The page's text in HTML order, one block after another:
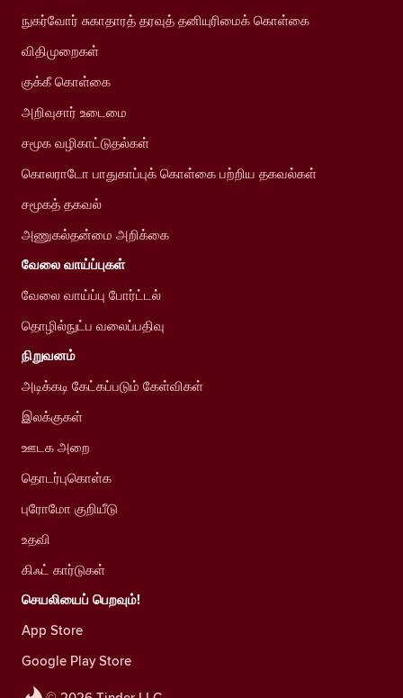
நுகர்வோர் சுகாதாரத் தரவுத் தனியுரிமைக் கொள்கை
விதிமுறைகள்
குக்கீ கொள்கை
அறிவுசார் உடைமை
சமூக வழிகாட்டுதல்கள்
கொலராடோ பாதுகாப்புக் கொள்கை பற்றிய தகவல்கள்
சமூகத் தகவல்
அணுகல்தன்மை அறிக்கை
வேலை வாய்ப்புகள்
வேலை வாய்ப்பு போர்ட்டல்
தொழில்நுட்ப வலைப்பதிவு
நிறுவனம்
அடிக்கடி கேட்கப்படும் கேள்விகள்
இலக்குகள்
ஊடக அறை
தொடர்புகொள்க
புரோமோ குறியீடு
உதவி
கிஃட் கார்டுகள்
செயலியைப் பெறவும்!
App Store
Google Play Store